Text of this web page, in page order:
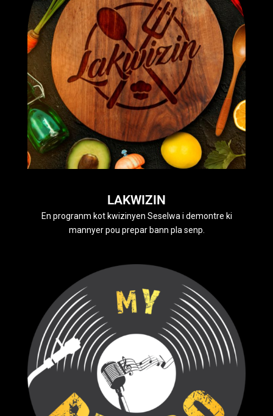
LAKWIZIN
En progranm kot kwizinyen Seselwa i demontre ki
mannyer pou prepar bann pla senp.